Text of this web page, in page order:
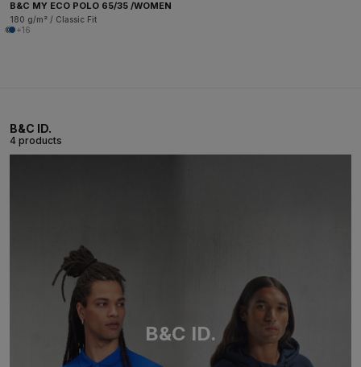
B&C MY ECO POLO 65/35 /WOMEN
180 g/m² / Classic Fit
+16
B&C ID.
4 products
B&C ID.